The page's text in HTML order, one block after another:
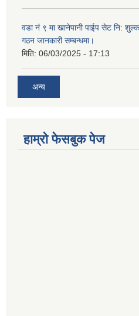
वडा नं ९ मा खानेपानी पाईप सेट नि:
गठन जानकारी सम्बन्धमा।
मिति: 06/03/2025 - 17:13
अन्य
हाम्राे फेसबुक पेज